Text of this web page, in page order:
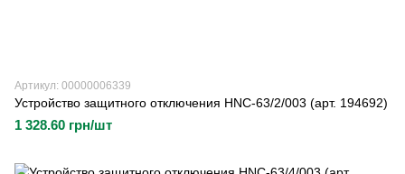
Артикул: 00000006339
Устройство защитного отключения HNC-63/2/003 (арт. 194692)
1 328.60 грн/шт